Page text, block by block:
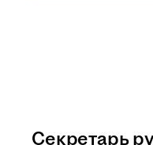
Секретарь